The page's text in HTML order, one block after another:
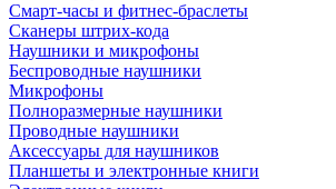
Смарт-часы и фитнес-браслеты
Сканеры штрих-кода
Наушники и микрофоны
Беспроводные наушники
Микрофоны
Полноразмерные наушники
Проводные наушники
Аксессуары для наушников
Планшеты и электронные книги